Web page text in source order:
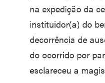
na expedição da
instituidor(a) do
decorrência de
do ocorrido por
esclareceu a